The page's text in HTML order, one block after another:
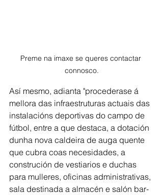
Preme na imaxe se queres contactar
connosco.
Así mesmo, adianta "procederase á
mellora das infraestruturas actuais das
instalacións deportivas do campo de
fútbol, entre a que destaca, a dotación
dunha nova caldeira de auga quente
que cubra coas necesidades, a
construción de vestiarios e duchas
para mulleres, oficinas administrativas,
sala destinada a almacén e salón bar-